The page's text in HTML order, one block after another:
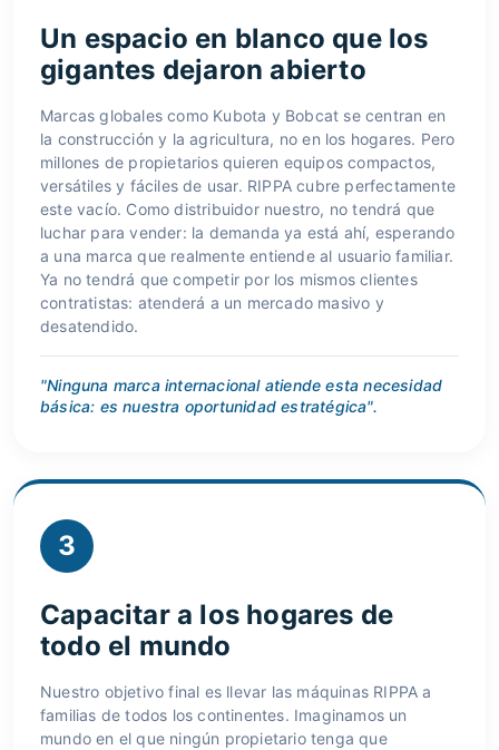
Un espacio en blanco que los
gigantes dejaron abierto
Marcas globales como Kubota y Bobcat se centran en
la construcción y la agricultura, no en los hogares. Pero
millones de propietarios quieren equipos compactos,
versátiles y fáciles de usar. RIPPA cubre perfectamente
este vacío. Como distribuidor nuestro, no tendrá que
luchar para vender: la demanda ya está ahí, esperando
a una marca que realmente entiende al usuario familiar.
Ya no tendrá que competir por los mismos clientes
contratistas: atenderá a un mercado masivo y
desatendido.
"Ninguna marca internacional atiende esta necesidad
básica: es nuestra oportunidad estratégica".
3
Capacitar a los hogares de
todo el mundo
Nuestro objetivo final es llevar las máquinas RIPPA a
familias de todos los continentes. Imaginamos un
mundo en el que ningún propietario tenga que